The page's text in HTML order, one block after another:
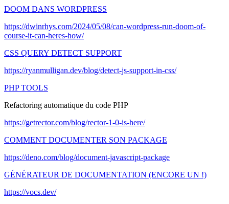
DOOM DANS WORDPRESS
https://dwinrhys.com/2024/05/08/can-wordpress-run-doom-of-
course-it-can-heres-how/
CSS QUERY DETECT SUPPORT
https://ryanmulligan.dev/blog/detect-js-support-in-css/
PHP TOOLS
Refactoring automatique du code PHP
https://getrector.com/blog/rector-1-0-is-here/
COMMENT DOCUMENTER SON PACKAGE
https://deno.com/blog/document-javascript-package
GÉNÉRATEUR DE DOCUMENTATION (ENCORE UN !)
https://vocs.dev/